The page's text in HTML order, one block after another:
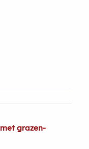
grazen-